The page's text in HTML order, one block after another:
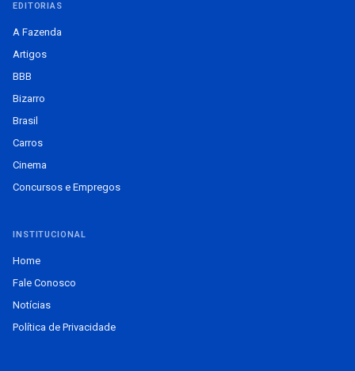
EDITORIAS
A Fazenda
Artigos
BBB
Bizarro
Brasil
Carros
Cinema
Concursos e Empregos
INSTITUCIONAL
Home
Fale Conosco
Notícias
Política de Privacidade